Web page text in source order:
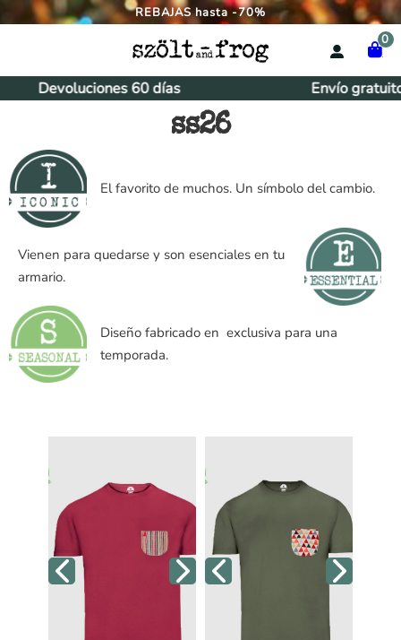
REBAJAS hasta -70%
0
Devoluciones 60 días Envío
ss26
El favorito de muchos. Un símbolo del cambio.
Vienen para quedarse y son esenciales en tu
armario.
Diseño fabricado en exclusiva para una
temporada.